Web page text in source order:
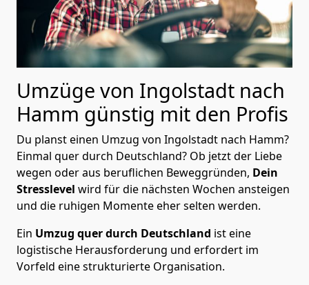
Umzüge von Ingolstadt nach
Hamm günstig mit den Profis
Du planst einen Umzug von Ingolstadt nach Hamm?
Einmal quer durch Deutschland? Ob jetzt der Liebe
wegen oder aus beruflichen Beweggründen, Dein
Stresslevel wird für die nächsten Wochen ansteigen
und die ruhigen Momente eher selten werden.
Ein Umzug quer durch Deutschland ist eine
logistische Herausforderung und erfordert im
Vorfeld eine strukturierte Organisation.